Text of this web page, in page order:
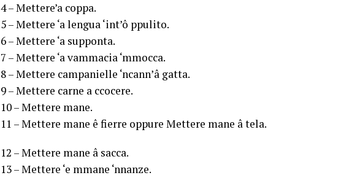
4 – Mettere’a coppa.
5 – Mettere ‘a lengua ‘int’ô ppulito.
6 – Mettere ‘a supponta.
7 – Mettere ‘a vammacia ‘mmocca.
8 – Mettere campanielle ‘ncann’â gatta.
9 – Mettere carne a ccocere.
10 – Mettere mane.
11 – Mettere mane ê fierre oppure Mettere mane â tela.
12 – Mettere mane â sacca.
13 – Mettere ‘e mmane ‘nnanze.